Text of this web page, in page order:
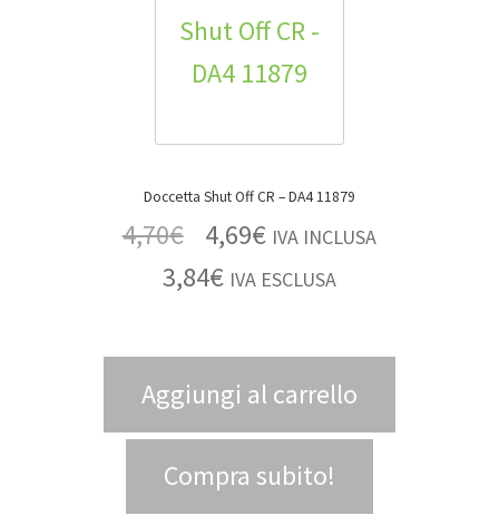
Doccetta Shut Off CR – DA4 11879
4,70€ 4,69€ IVA INCLUSA
3,84€ IVA ESCLUSA
Aggiungi al carrello
Compra subito!